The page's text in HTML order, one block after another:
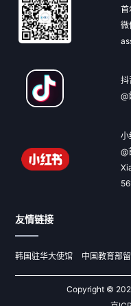
首
微
抖
@
小
@
友情链接
韩国驻华大使馆 中国教育部
Copyright ©